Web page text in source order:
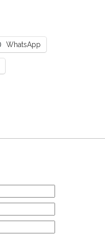
WhatsApp